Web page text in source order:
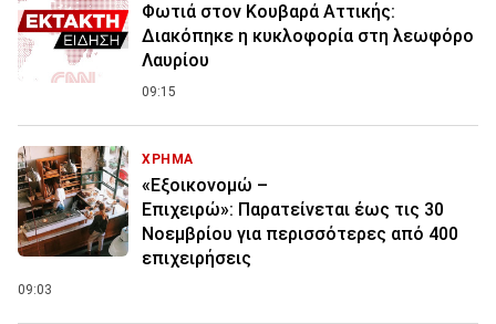
Φωτιά στον Κουβαρά Αττικής:
Διακόπηκε η κυκλοφορία στη λεωφόρο
Λαυρίου
09:15
ΧΡΗΜΑ
«Εξοικονομώ –
Επιχειρώ»: Παρατείνεται έως τις 30
Νοεμβρίου για περισσότερες από 400
επιχειρήσεις
09:03